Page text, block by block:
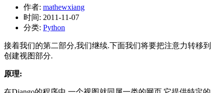
作者: mathewxiang
时间: 2011-11-07
分类: Python
接着我们的第二部分,我们继续.下面我们将要把注意力转移到
创建视图部分.
原理: